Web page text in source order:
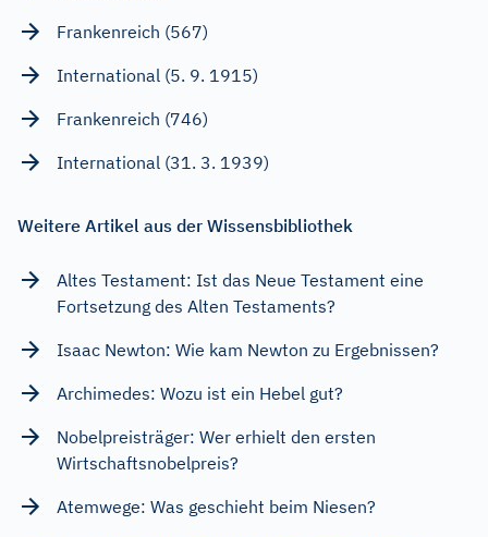
Frankenreich (567)
International (5. 9. 1915)
Frankenreich (746)
International (31. 3. 1939)
Weitere Artikel aus der Wissensbibliothek
Altes Testament: Ist das Neue Testament eine
Fortsetzung des Alten Testaments?
Isaac Newton: Wie kam Newton zu Ergebnissen?
Archimedes: Wozu ist ein Hebel gut?
Nobelpreisträger: Wer erhielt den ersten
Wirtschaftsnobelpreis?
Atemwege: Was geschieht beim Niesen?